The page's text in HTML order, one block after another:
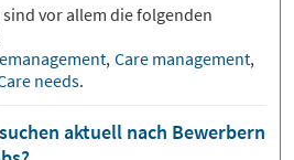
vor allem die folgenden
, Care management,
needs.
aktuell nach Bewerbern